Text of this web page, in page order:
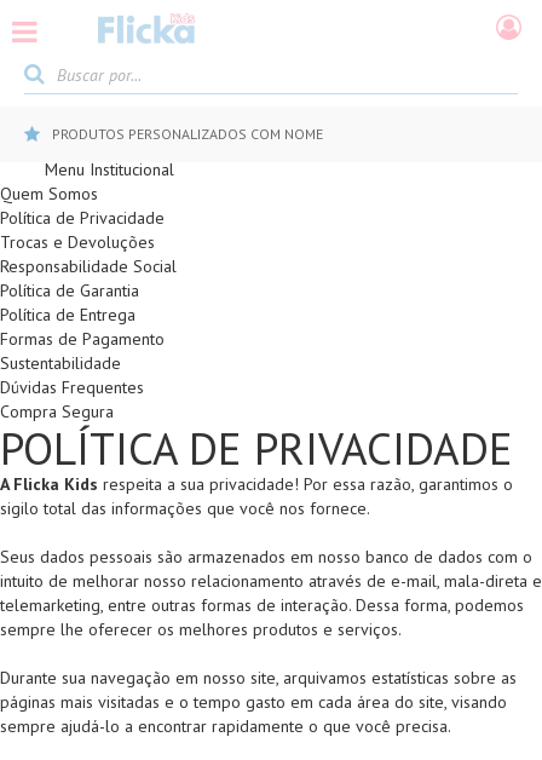
PRODUTOS PERSONALIZADOS COM NOME
Menu Institucional
Quem Somos
Política de Privacidade
Trocas e Devoluções
Responsabilidade Social
Política de Garantia
Política de Entrega
Formas de Pagamento
Sustentabilidade
Dúvidas Frequentes
Compra Segura
POLÍTICA DE PRIVACIDADE
A Flicka Kids respeita a sua privacidade! Por essa razão, garantimos o
sigilo total das informações que você nos fornece.
Seus dados pessoais são armazenados em nosso banco de dados com o
intuito de melhorar nosso relacionamento através de e-mail, mala-direta e
telemarketing, entre outras formas de interação. Dessa forma, podemos
sempre lhe oferecer os melhores produtos e serviços.
Durante sua navegação em nosso site, arquivamos estatísticas sobre as
páginas mais visitadas e o tempo gasto em cada área do site, visando
sempre ajudá-lo a encontrar rapidamente o que você precisa.